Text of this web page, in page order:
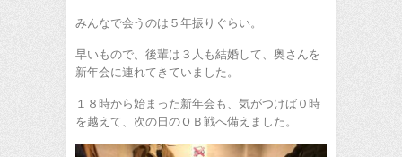
みんなで会うのは５年振りぐらい。
早いもので、後輩は３人も結婚して、奥さんを
新年会に連れてきていました。
１８時から始まった新年会も、気がつけば０時
を越えて、次の日のＯＢ戦へ備えました。